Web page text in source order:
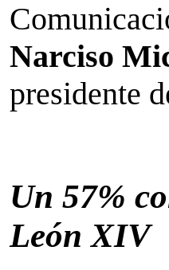
Narciso
presidente
Un 57%
León XIV